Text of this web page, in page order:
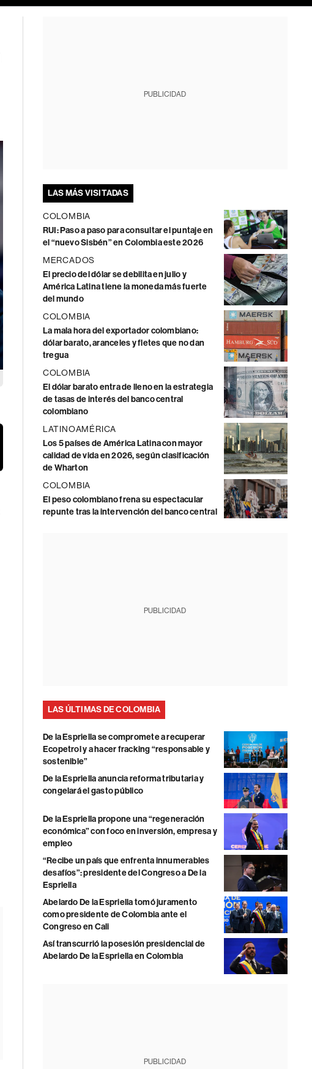
PUBLICIDAD
LAS MÁS VISITADAS
COLOMBIA
RUI: Paso a paso para consultar el puntaje en
el “nuevo Sisbén” en Colombia este 2026
MERCADOS
El precio del dólar se debilita en julio y
América Latina tiene la moneda más fuerte
del mundo
COLOMBIA
La mala hora del exportador colombiano:
dólar barato, aranceles y fletes que no dan
tregua
COLOMBIA
El dólar barato entra de lleno en la estrategia
de tasas de interés del banco central
colombiano
LATINOAMÉRICA
Los 5 países de América Latina con mayor
calidad de vida en 2026, según clasificación
de Wharton
COLOMBIA
El peso colombiano frena su espectacular
repunte tras la intervención del banco central
PUBLICIDAD
LAS ÚLTIMAS DE COLOMBIA
De la Espriella se compromete a recuperar
Ecopetrol y a hacer fracking “responsable y
sostenible”
De la Espriella anuncia reforma tributaria y
congelará el gasto público
De la Espriella propone una “regeneración
económica” con foco en inversión, empresa y
empleo
“Recibe un país que enfrenta innumerables
desafíos”: presidente del Congreso a De la
Espriella
Abelardo De la Espriella tomó juramento
como presidente de Colombia ante el
Congreso en Cali
Así transcurrió la posesión presidencial de
Abelardo De la Espriella en Colombia
PUBLICIDAD